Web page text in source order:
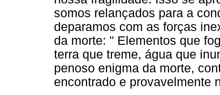
somos relançados para a
deparamos com as forças
da morte: " Elementos que
terra que treme, água que
penoso enigma da morte,
encontrado e provavelmente